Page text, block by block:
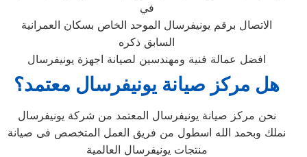
في
الاتصال برقم يونيفرسال الموحد الخاص بسكان العمرانية
السابق ذكره
افضل عمالة فنية ومهندسين لصيانة اجهزة يونيفرسال
هل مركز صيانة يونيفرسال معتمد؟
نحن مركز صيانة يونيفرسال المعتمد من شركة يونيفرسال
نملك وبحمد الله اسطول من فريق العمل المتخصص فى صيانة
منتجات يونيفرسال العالمية